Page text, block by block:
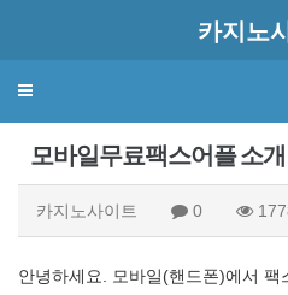
카지노
Toggle
모바일무료팩스어플 소개
카지노사이트 0
안녕하세요. 모바일(핸드폰)에서